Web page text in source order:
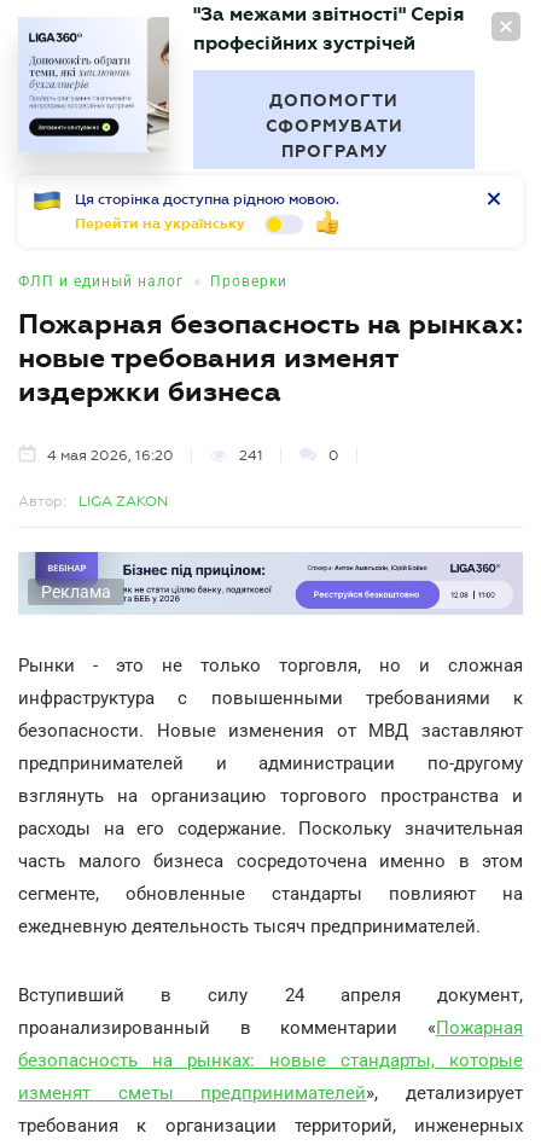
RU
БУХГАЛТЕР
"За межами звітності" Серія
професійних зустрічей
ДОПОМОГТИ
СФОРМУВАТИ
ПРОГРАМУ
Ця сторінка доступна рідною мовою.
Перейти на українську
ФЛП и единый налог • Проверки
Пожарная безопасность на рынках:
новые требования изменят
издержки бизнеса
4 мая 2026, 16:20 241 0
Автор: LIGA ZAKON
Реклама
Рынки - это не только торговля, но и сложная
инфраструктура с повышенными требованиями к
безопасности. Новые изменения от МВД заставляют
предпринимателей и администрации по-другому
взглянуть на организацию торгового пространства и
расходы на его содержание. Поскольку значительная
часть малого бизнеса сосредоточена именно в этом
сегменте, обновленные стандарты повлияют на
ежедневную деятельность тысяч предпринимателей.
Вступивший в силу 24 апреля документ,
проанализированный в комментарии «Пожарная
безопасность на рынках: новые стандарты, которые
изменят сметы предпринимателей», детализирует
требования к организации территорий, инженерных